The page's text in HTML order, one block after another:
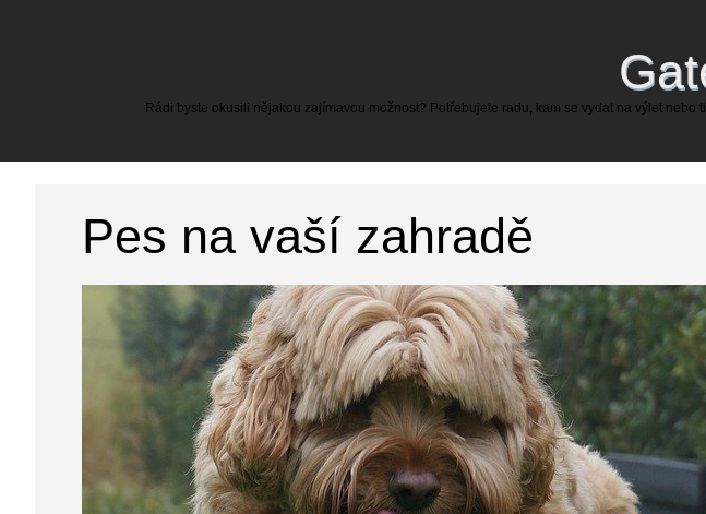
Rádi byste okusili nějakou zajímavou možnost? Potřebujete radu, kam se vydat na výlet
Pes na vaší zahradě